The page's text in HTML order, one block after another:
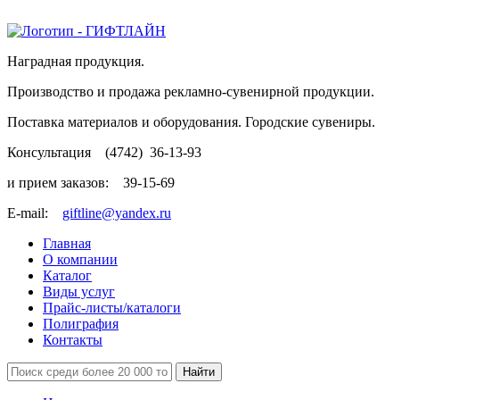
Наградная продукция.
Производство и продажа рекламно-сувенирной продукции.
Поставка материалов и оборудования. Городские сувениры.
Консультация (4742) 36-13-93
и прием заказов: 39-15-69
E-mail: giftline@yandex.ru
Главная
О компании
Каталог
Виды услуг
Прайс-листы/каталоги
Полиграфия
Контакты